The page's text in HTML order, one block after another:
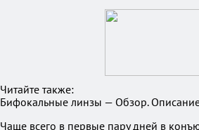
Читайте также:
Бифокальные линзы — Обзор.
Чаще всего в первые пару дней в